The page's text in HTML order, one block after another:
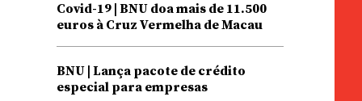
Covid-19 | BNU doa mais de 11.500
euros à Cruz Vermelha de Macau
BNU | Lança pacote de crédito
especial para empresas